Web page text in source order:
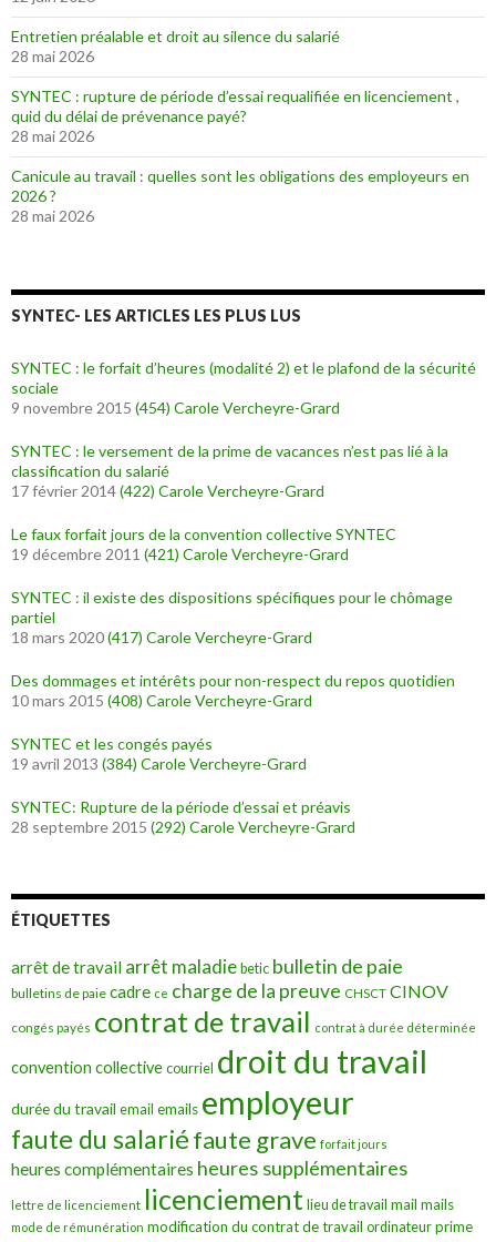
Entretien préalable et droit au silence du salarié
28 mai 2026
SYNTEC : rupture de période d’essai requalifiée en licenciement ,
quid du délai de prévenance payé?
28 mai 2026
Canicule au travail : quelles sont les obligations des employeurs en
2026 ?
28 mai 2026
SYNTEC- LES ARTICLES LES PLUS LUS
SYNTEC : le forfait d’heures (modalité 2) et le plafond de la sécurité
sociale
9 novembre 2015 (454) Carole Vercheyre-Grard
SYNTEC : le versement de la prime de vacances n’est pas lié à la
classification du salarié
17 février 2014(422) Carole Vercheyre-Grard
Le faux forfait jours de la convention collective SYNTEC
19 décembre 2011 (421) Carole Vercheyre-Grard
SYNTEC : il existe des dispositions spécifiques pour le chômage
partiel
18 mars 2020(417) Carole Vercheyre-Grard
Des dommages et intérêts pour non-respect du repos quotidien
10 mars 2015 (408) Carole Vercheyre-Grard
SYNTEC et les congés payés
19 avril 2013 (384) Carole Vercheyre-Grard
SYNTEC: Rupture de la période d’essai et préavis
28 septembre 2015 (292) Carole Vercheyre-Grard
ÉTIQUETTES
arrêt de travail arrêt maladie betic bulletin de paie
bulletins de paie cadre ce charge de la preuve CHSCT CINOV
congés payés contrat de travail contrat à durée déterminée
convention collective courriel droit du travail
durée du travail email emails employeur
faute du salariéfaute grave forfait jours
heures complémentaires heures supplémentaires
lettre de licenciement licenciement lieu de travail mail mails
mode de rémunération modification du contrat de travail ordinateur prime